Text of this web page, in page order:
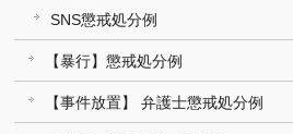
SNS懲戒処分例
【暴行】懲戒処分例
【事件放置】 弁護士懲戒処分例